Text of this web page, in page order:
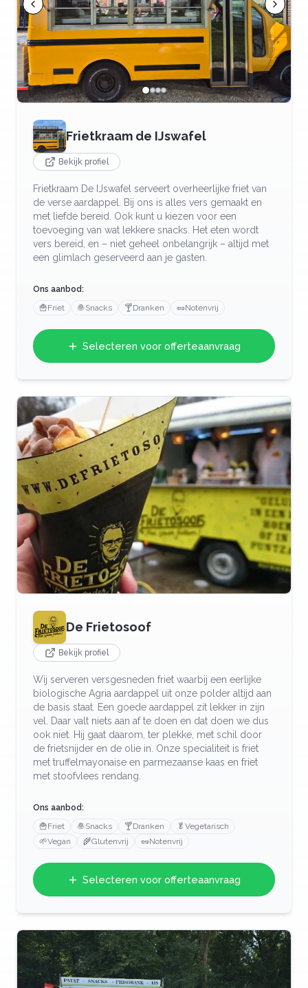
Frietkraam de IJswafel
Bekijk profiel
Frietkraam De IJswafel serveert overheerlijke friet van
de verse aardappel. Bij ons is alles vers gemaakt en
met liefde bereid. Ook kunt u kiezen voor een
toevoeging van wat lekkere snacks. Het eten wordt
vers bereid, en – niet geheel onbelangrijk – altijd met
een glimlach geserveerd aan je gasten.
Ons aanbod:
🍟Friet 🧆Snacks 🍸Dranken 🥜Notenvrij
Selecteren voor offerteaanvraag
De Frietosoof
Bekijk profiel
Wij serveren versgesneden friet waarbij een eerlijke
biologische Agria aardappel uit onze polder altijd aan
de basis staat. Een goede aardappel zit lekker in zijn
vel. Daar valt niets aan af te doen en dat doen we dus
ook niet. Hij gaat daarom, ter plekke, met schil door
de frietsnijder en de olie in. Onze specialiteit is friet
met truffelmayonaise en parmezaanse kaas en friet
met stoofvlees rendang.
Ons aanbod:
🍟Friet 🧆Snacks 🍸Dranken 🥬 Vegetarisch
🌱Vegan 🌾Glutenvrij 🥜Notenvrij
Selecteren voor offerteaanvraag